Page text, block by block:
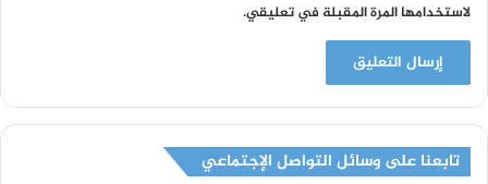
لاستخدامها المرة المقبلة في تعليقي.
تابعنا على وسائل التواصل الإجتماعي